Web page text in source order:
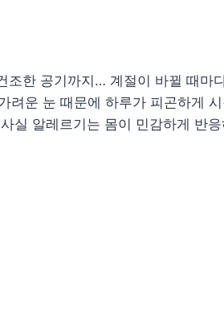
조한 공기까지… 계절이 바뀔 때마
려운 눈 때문에 하루가 피곤하게 시
실 알레르기는 몸이 민감하게 반응